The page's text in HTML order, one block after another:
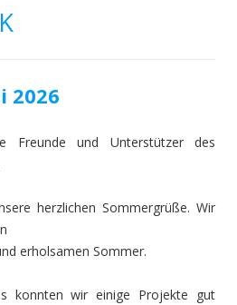
2026
Freunde und Unterstützer des
herzlichen Sommergrüße. Wir
erholsamen Sommer.
konnten wir einige Projekte gut